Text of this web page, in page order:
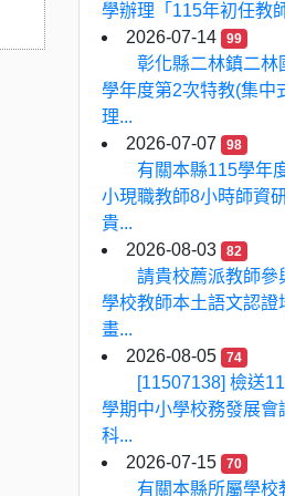
學辦理「115年初任教
2026-07-14
99
彰化縣二林鎮二林
學年度第2次特教(集中
理...
2026-07-07
98
有關本縣115學年
小現職教師8小時師資
貴...
2026-08-03
82
請貴校薦派教師參
學校教師本土語文認證
畫...
2026-08-05
74
[11507138] 檢送
學期中小學校務發展會
科...
2026-07-15
70
有關本縣所屬學校